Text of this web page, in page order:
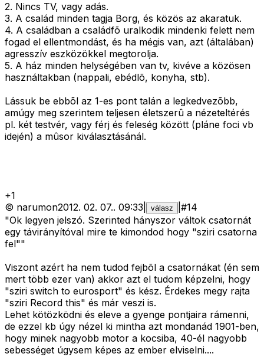
2. Nincs TV, vagy adás.
3. A család minden tagja Borg, és közös az akaratuk.
4. A családban a családfõ uralkodik mindenki felett nem
fogad el ellentmondást, és ha mégis van, azt (általában)
agresszív eszközökkel megtorolja.
5. A ház minden helységében van tv, kivéve a közösen
használtakban (nappali, ebédlõ, konyha, stb).
Lássuk be ebbõl az 1-es pont talán a legkedvezõbb,
amúgy meg szerintem teljesen életszerû a nézeteltérés
pl. két testvér, vagy férj és feleség között (pláne foci vb
idején) a mûsor kiválasztásánál.
+1
© narumon2012. 02. 07.. 09:33 válasz #14
"Ok legyen jelszó. Szerinted hányszor váltok csatornát
egy távirányítóval mire te kimondod hogy "sziri csatorna
fel""
Viszont azért ha nem tudod fejbõl a csatornákat (én sem
mert több ezer van) akkor azt el tudom képzelni, hogy
"sziri switch to eurosport" és kész. Érdekes megy rajta
"sziri Record this" és már veszi is.
Lehet kötözködni és eleve a gyenge pontjaira rámenni,
de ezzel kb úgy nézel ki mintha azt mondanád 1901-ben,
hogy minek nagyobb motor a kocsiba, 40-él nagyobb
sebességet úgysem képes az ember elviselni....